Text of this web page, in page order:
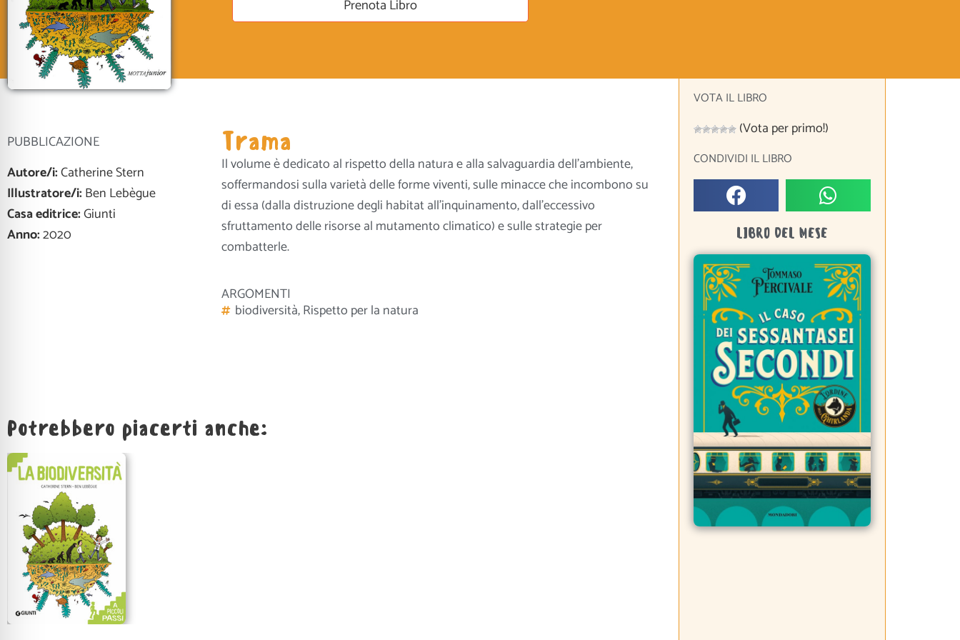
Prenota Libro
PUBBLICAZIONE
Autore/i:Catherine Stern
Illustratore/i:Ben Lebègue
Casa editrice:Giunti
Anno:2020
Trama
Il volume è dedicato al rispetto della natura e alla salvaguardia dell’ambiente,
soffermandosi sulla varietà delle forme viventi, sulle minacce che incombono su
di essa (dalla distruzione degli habitat all’inquinamento, dall’eccessivo
sfruttamento delle risorse al mutamento climatico) e sulle strategie per
combatterle.
ARGOMENTI
biodiversità,Rispetto per la natura
Potrebbero piacerti anche:
VOTA IL LIBRO
(Vota per primo!)
CONDIVIDI IL LIBRO
LIBRO DEL MESE